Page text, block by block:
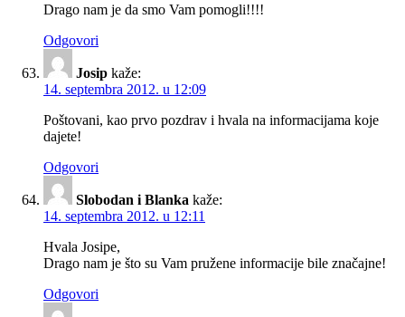
Drago nam je da smo Vam pomogli!!!!
Odgovori
Josip kaže:
14. septembra 2012. u 12:09
Poštovani, kao prvo pozdrav i hvala na informacijama koje
dajete!
Odgovori
Slobodan i Blanka kaže:
14. septembra 2012. u 12:11
Hvala Josipe,
Drago nam je što su Vam pružene informacije bile značajne!
Odgovori